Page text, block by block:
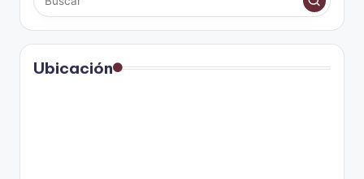
Ubicación